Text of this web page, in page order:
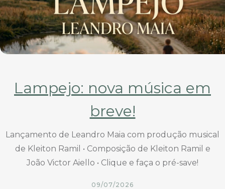
Lampejo: nova música em
breve!
Lançamento de Leandro Maia com produção musical
de Kleiton Ramil • Composição de Kleiton Ramil e
João Victor Aiello • Clique e faça o pré-save!
09/07/2026